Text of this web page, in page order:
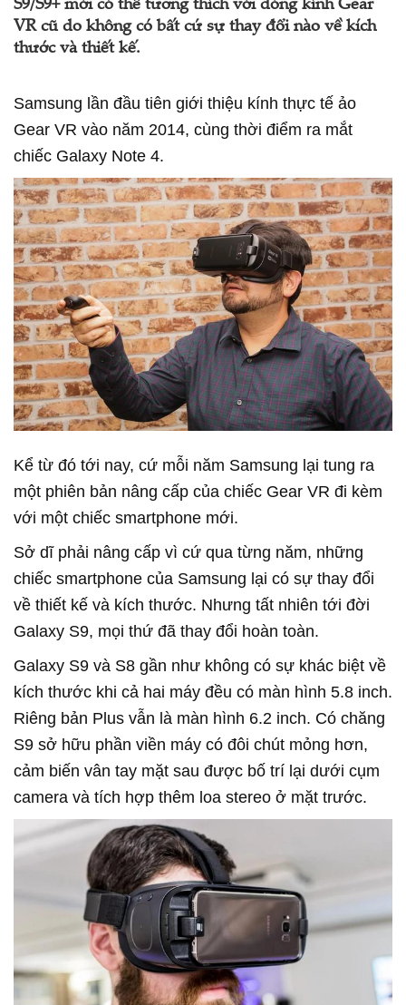
S9/S9+ mới có thể tương thích với dòng kính Gear
VR cũ do không có bất cứ sự thay đổi nào về kích
thước và thiết kế.
Samsung lần đầu tiên giới thiệu kính thực tế ảo
Gear VR vào năm 2014, cùng thời điểm ra mắt
chiếc Galaxy Note 4.
Kể từ đó tới nay, cứ mỗi năm Samsung lại tung ra
một phiên bản nâng cấp của chiếc Gear VR đi kèm
với một chiếc smartphone mới.
Sở dĩ phải nâng cấp vì cứ qua từng năm, những
chiếc smartphone của Samsung lại có sự thay đổi
về thiết kế và kích thước. Nhưng tất nhiên tới đời
Galaxy S9, mọi thứ đã thay đổi hoàn toàn.
Galaxy S9 và S8 gần như không có sự khác biệt về
kích thước khi cả hai máy đều có màn hình 5.8 inch.
Riêng bản Plus vẫn là màn hình 6.2 inch. Có chăng
S9 sở hữu phần viền máy có đôi chút mỏng hơn,
cảm biến vân tay mặt sau được bố trí lại dưới cụm
camera và tích hợp thêm loa stereo ở mặt trước.